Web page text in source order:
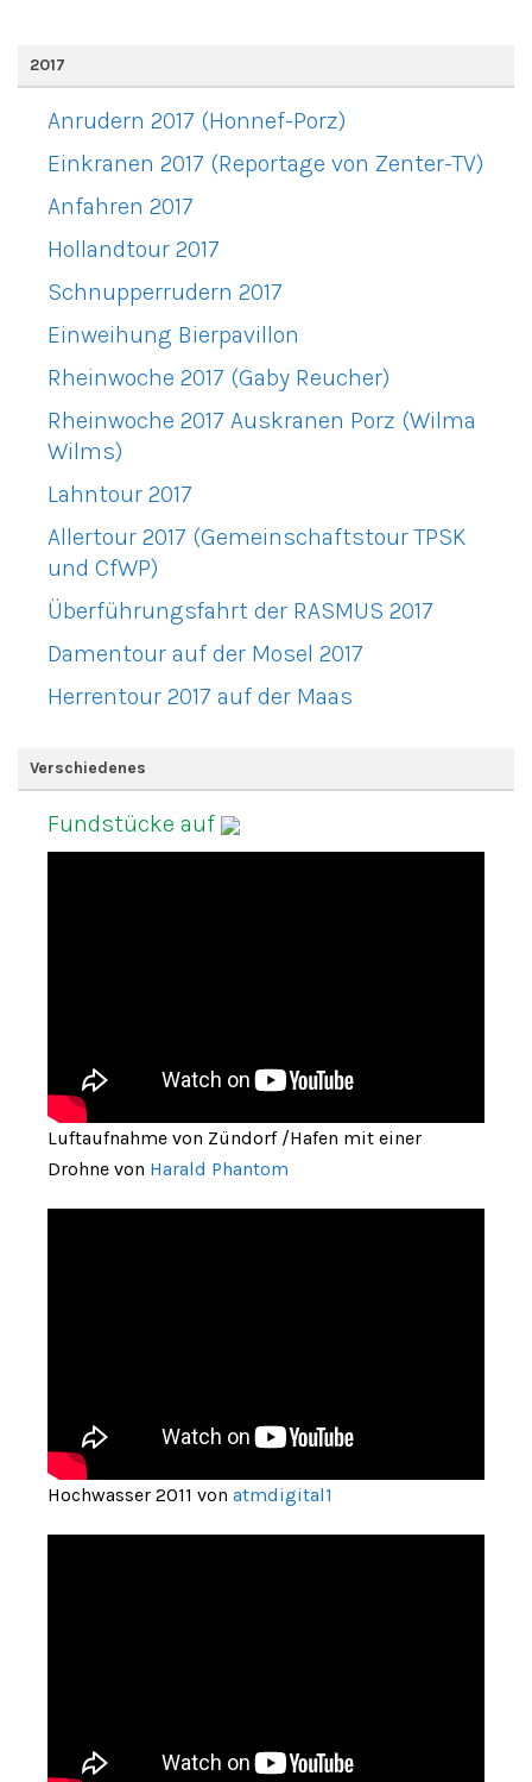
2017
Anrudern 2017 (Honnef-Porz)
Einkranen 2017 (Reportage von Zenter-TV)
Anfahren 2017
Hollandtour 2017
Schnupperrudern 2017
Einweihung Bierpavillon
Rheinwoche 2017 (Gaby Reucher)
Rheinwoche 2017 Auskranen Porz (Wilma
Wilms)
Lahntour 2017
Allertour 2017 (Gemeinschaftstour TPSK
und CfWP)
Überführungsfahrt der RASMUS 2017
Damentour auf der Mosel 2017
Herrentour 2017 auf der Maas
Verschiedenes
Fundstücke auf
Luftaufnahme von Zündorf /Hafen mit einer
Drohne von Harald Phantom
Hochwasser 2011 von atmdigital1